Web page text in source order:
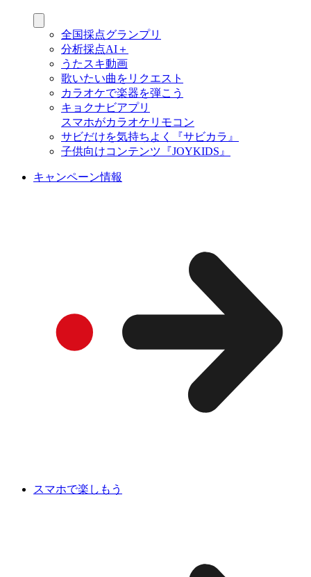
全国採点グランプリ
分析採点AI＋
うたスキ動画
歌いたい曲をリクエスト
カラオケで楽器を弾こう
キョクナビアプリ
スマホがカラオケリモコン
サビだけを気持ちよく『サビカラ』
子供向けコンテンツ『JOYKIDS』
キャンペーン情報
スマホで楽しもう